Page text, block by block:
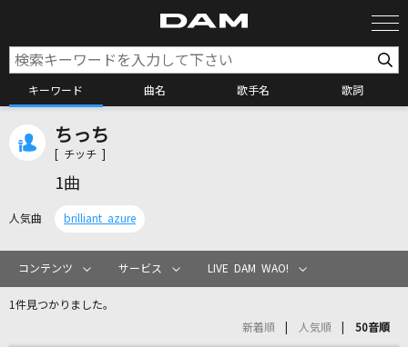
キーワード 曲名 歌手名 歌詞
カラオケリクエスト
ちっち
[ チッチ ]
1曲
人気曲 brilliant azure
コンテンツ サービス LIVE DAM WAO!
1件見つかりました。
新着順 人気順 50音順